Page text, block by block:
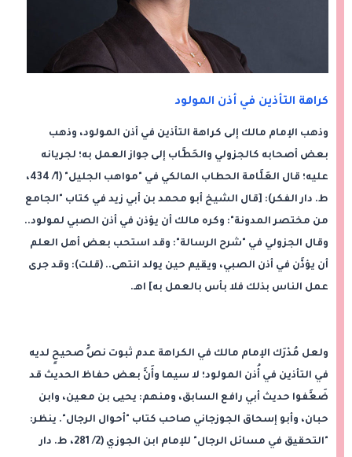
كراهة التأذين في أذن المولود
وذهب الإمام مالك إلى كراهة التأذين في أذن المولود، وذهب
بعض أصحابه كالجزولي والحَطَّاب إلى جواز العمل به؛ لجريانه
عليه؛ قال العَلَّامة الحطاب المالكي في "مواهب الجليل" (1/ 434،
ط. دار الفكر): [قال الشيخ أبو محمد بن أبي زيد في كتاب "الجامع
من مختصر المدونة": وكره مالك أن يؤذن في أذن الصبي لمولود..
وقال الجزولي في "شرح الرسالة": وقد استحب بعض أهل العلم
أن يؤذَّن في أذن الصبي، ويقيم حين يولد انتهى.. (قلت): وقد جرى
عمل الناس بذلك فلا بأس بالعمل به] اهـ.
ولعل مُدْرَك الإمام مالك في الكراهة عدم ثبوت نصٍّ صحيحٍ لديه
في التأذين في أُذن المولود؛ لا سيما وأَنَّ بعض حفاظ الحديث قد
ضَعَّفوا حديث أبي رافع السابق، ومنهم: يحيى بن معين، وابن
حبان، وأبو إسحاق الجوزجاني صاحب كتاب "أحوال الرجال". ينظر:
"التحقيق في مسائل الرجال" للإمام ابن الجوزي (2/ 281، ط. دار